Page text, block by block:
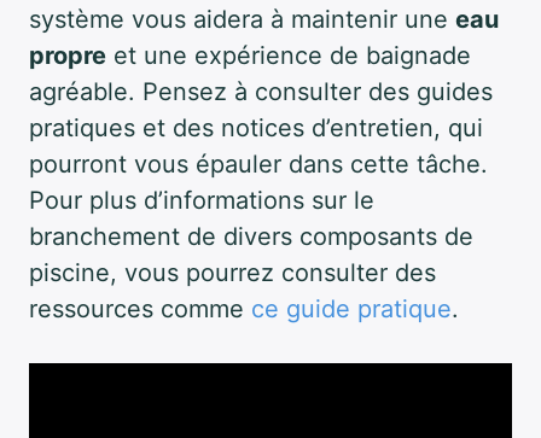
système vous aidera à maintenir une eau
propre et une expérience de baignade
agréable. Pensez à consulter des guides
pratiques et des notices d’entretien, qui
pourront vous épauler dans cette tâche.
Pour plus d’informations sur le
branchement de divers composants de
piscine, vous pourrez consulter des
ressources comme ce guide pratique.